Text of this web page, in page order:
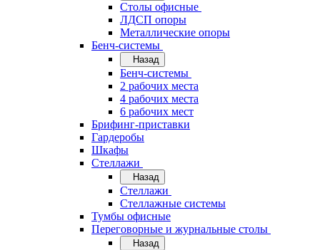
Cтолы офисные
ЛДСП опоры
Металлические опоры
Бенч-системы
Назад
Бенч-системы
2 рабочих места
4 рабочих места
6 рабочих мест
Брифинг-приставки
Гардеробы
Шкафы
Стеллажи
Назад
Стеллажи
Стеллажные системы
Тумбы офисные
Переговорные и журнальные столы
Назад